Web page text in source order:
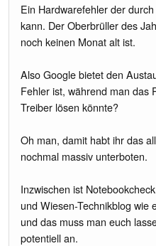
Ein Hardwarefehler der
kann. Der Oberbrüller des
noch keinen Monat alt ist.
Also Google bietet den
Fehler ist, während man das
Treiber lösen könnte?
Oh man, damit habt ihr das
nochmal massiv unterboten.
Inzwischen ist
und Wiesen-Technikblog wie
und das muss man euch
potentiell an.